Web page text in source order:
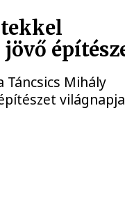
Táncsics Mihály
világnapja